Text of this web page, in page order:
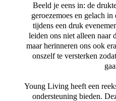
Beeld je eens in: de
geroezemoes en gelach
tijdens een druk
leiden ons niet alleen naar
maar herinneren ons ook
onszelf te versterken
Young Living heeft een
ondersteuning bieden.